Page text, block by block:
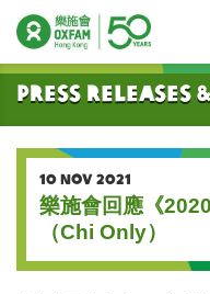
Start main content
Press Releases
10 NOV 2021
樂施會回應《
（Chi Only）